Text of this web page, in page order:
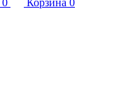
0 Корзина 0